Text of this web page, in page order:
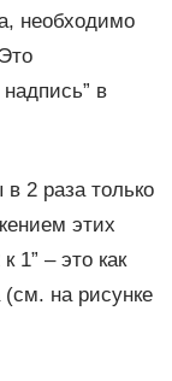
необходимо
в
2 раза только
этих
1” – это как
на рисунке